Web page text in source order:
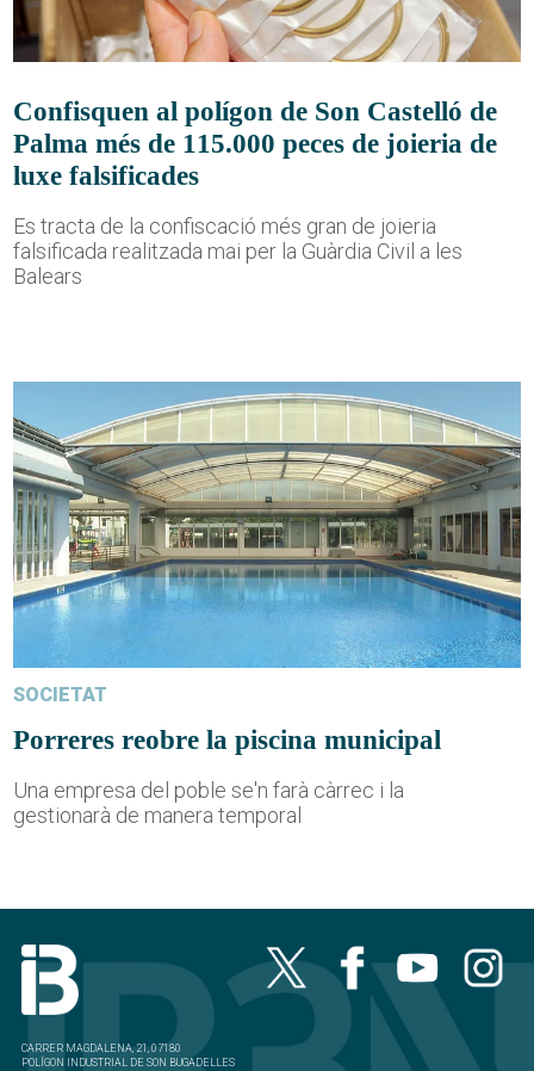
Confisquen al polígon de Son Castelló de
Palma més de 115.000 peces de joieria de
luxe falsificades
Es tracta de la confiscació més gran de joieria
falsificada realitzada mai per la Guàrdia Civil a les
Balears
SOCIETAT
Porreres reobre la piscina municipal
Una empresa del poble se'n farà càrrec i la
gestionarà de manera temporal
CARRER MAGDALENA, 21, 07180
POLÍGON INDUSTRIAL DE SON BUGADELLES